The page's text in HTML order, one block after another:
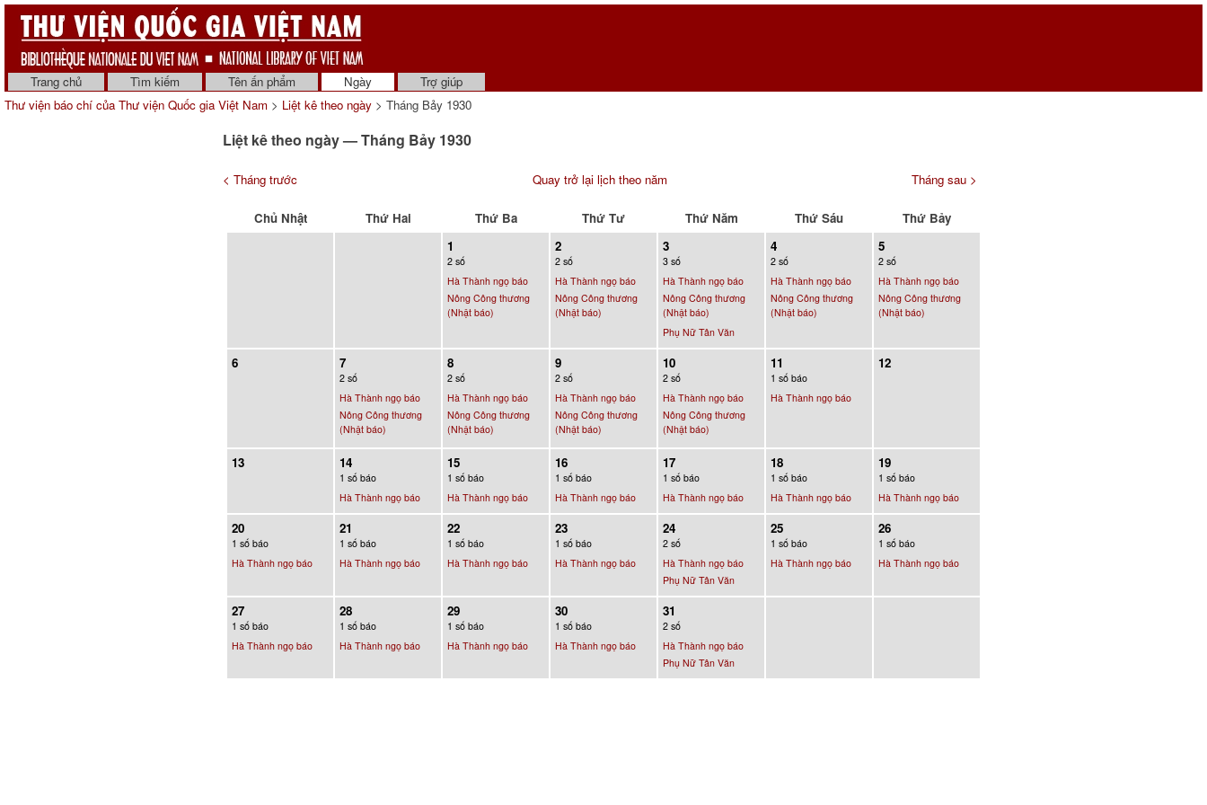
Trang chủ Tìm kiếm Tên ấn phẩm Ngày
Trợ giúp
Thư viện báo chí của Thư viện Quốc gia Việt Nam > Liệt kê theo ngày > Tháng Bảy 1930
Liệt kê theo ngày — Tháng Bảy 1930
< Tháng trước Quay trở lại lịch theo năm Tháng sau >
Chủ Nhật Thứ Hai Thứ Ba Thứ Tư Thứ Năm Thứ Sáu
Thứ Bảy
1
2 số
Hà Thành ngọ báo
Nông Công thương
(Nhật báo)
2
2 số
Hà Thành ngọ báo
Nông Công thương
(Nhật báo)
3
3 số
Hà Thành ngọ báo
Nông Công thương
(Nhật báo)
Phụ Nữ Tân Văn
4
2 số
Hà Thành ngọ báo
Nông Công thương
(Nhật báo)
5
2 số
Hà Thành ngọ báo
Nông Công thương
(Nhật báo)
6 7
2 số
Hà Thành ngọ báo
Nông Công thương
(Nhật báo)
8
2 số
Hà Thành ngọ báo
Nông Công thương
(Nhật báo)
9
2 số
Hà Thành ngọ báo
Nông Công thương
(Nhật báo)
10
2 số
Hà Thành ngọ báo
Nông Công thương
(Nhật báo)
11
1 số báo
Hà Thành ngọ báo
12
13 14
1 số báo
Hà Thành ngọ báo
15
1 số báo
Hà Thành ngọ báo
16
1 số báo
Hà Thành ngọ báo
17
1 số báo
Hà Thành ngọ báo
18
1 số báo
Hà Thành ngọ báo
19
1 số báo
Hà Thành ngọ báo
20
1 số báo
Hà Thành ngọ báo
21
1 số báo
Hà Thành ngọ báo
22
1 số báo
Hà Thành ngọ báo
23
1 số báo
Hà Thành ngọ báo
24
2 số
Hà Thành ngọ báo
Phụ Nữ Tân Văn
25
1 số báo
Hà Thành ngọ báo
26
1 số báo
Hà Thành ngọ báo
27
1 số báo
Hà Thành ngọ báo
28
1 số báo
Hà Thành ngọ báo
29
1 số báo
Hà Thành ngọ báo
30
1 số báo
Hà Thành ngọ báo
31
2 số
Hà Thành ngọ báo
Phụ Nữ Tân Văn